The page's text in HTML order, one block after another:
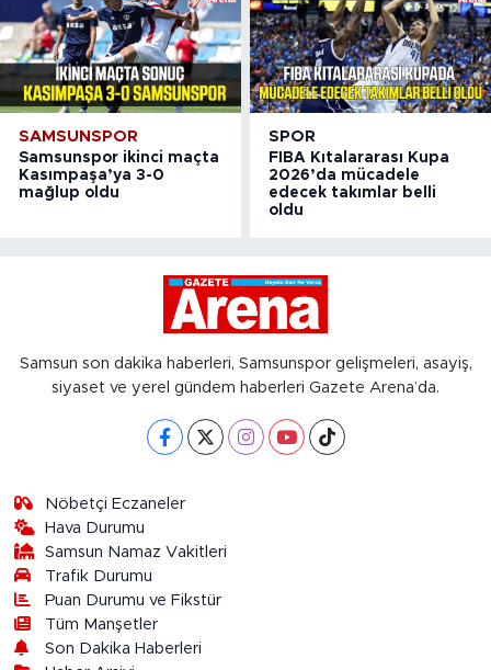
SAMSUNSPOR
Samsunspor ikinci maçta
Kasımpaşa’ya 3-0
mağlup oldu
SPOR
FIBA Kıtalararası Kupa
2026’da mücadele
edecek takımlar belli
oldu
Samsun son dakika haberleri, Samsunspor gelişmeleri, asayiş,
siyaset ve yerel gündem haberleri Gazete Arena’da.
Nöbetçi Eczaneler
Hava Durumu
Samsun Namaz Vakitleri
Trafik Durumu
Puan Durumu ve Fikstür
Tüm Manşetler
Son Dakika Haberleri